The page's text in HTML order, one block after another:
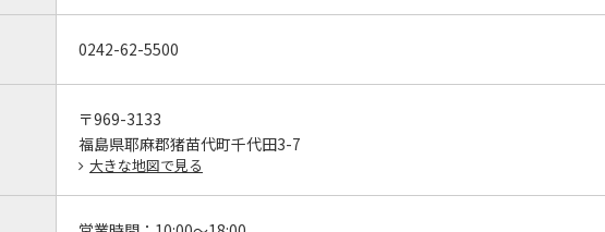
0242-62-5500
〒969-3133
福島県耶麻郡猪苗代町千代田3-7
大きな地図で見る